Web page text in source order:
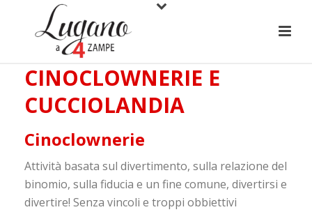
CINOCLOWNERIE E
CUCCIOLANDIA
Cinoclownerie
Attività basata sul divertimento, sulla relazione del
binomio, sulla fiducia e un fine comune, divertirsi e
divertire! Senza vincoli e troppi obbiettivi